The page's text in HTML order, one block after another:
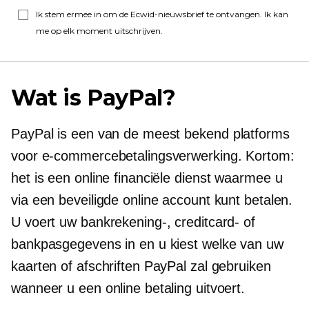
Ik stem ermee in om de Ecwid-nieuwsbrief te ontvangen. Ik kan
me op elk moment uitschrijven.
Wat is PayPal?
PayPal is een van de meest bekend platforms
voor e-commercebetalingsverwerking. Kortom:
het is een online financiële dienst waarmee u
via een beveiligde online account kunt betalen.
U voert uw bankrekening-, creditcard- of
bankpasgegevens in en u kiest welke van uw
kaarten of afschriften PayPal zal gebruiken
wanneer u een online betaling uitvoert.